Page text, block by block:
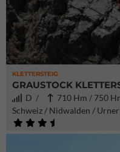
KLETTERSTEIG
GRAUSTOCK
D /
710 Hm / 750
Schweiz / Nidwalden /